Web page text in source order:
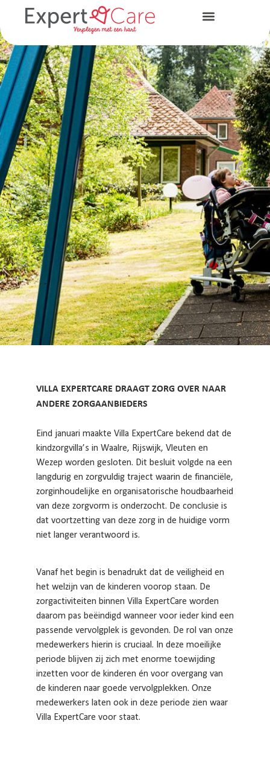
VILLA EXPERTCARE DRAAGT ZORG OVER NAAR
ANDERE ZORGAANBIEDERS
Eind januari maakte Villa ExpertCare bekend dat de
kindzorgvilla’s in Waalre, Rijswijk, Vleuten en
Wezep worden gesloten. Dit besluit volgde na een
langdurig en zorgvuldig traject waarin de financiële,
zorginhoudelijke en organisatorische houdbaarheid
van deze zorgvorm is onderzocht. De conclusie is
dat voortzetting van deze zorg in de huidige vorm
niet langer verantwoord is.
Vanaf het begin is benadrukt dat de veiligheid en
het welzijn van de kinderen voorop staan. De
zorgactiviteiten binnen Villa ExpertCare worden
daarom pas beëindigd wanneer voor ieder kind een
passende vervolgplek is gevonden. De rol van onze
medewerkers hierin is cruciaal. In deze moeilijke
periode blijven zij zich met enorme toewijding
inzetten voor de kinderen én voor overgang van
de kinderen naar goede vervolgplekken. Onze
medewerkers laten ook in deze periode zien waar
Villa ExpertCare voor staat.